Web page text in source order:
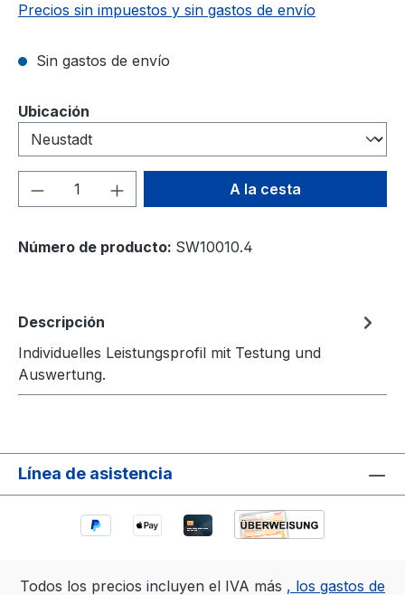
Precios sin impuestos y sin gastos de envío
Sin gastos de envío
Seleccione
Ubicación
Cantidad del producto: introduce la
A la cesta
Número de producto: SW10010.4
Descripción
Individuelles Leistungsprofil mit Testung und
Auswertung.
Línea de asistencia
Todos los precios incluyen el IVA más , los gastos de